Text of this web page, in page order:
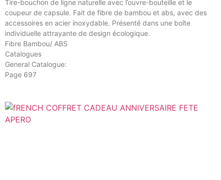
Tire-bouchon de ligne naturelle avec l’ouvre-bouteille et le
coupeur de capsule. Fait de fibre de bambou et abs, avec des
accessoires en acier inoxydable. Présenté dans une boîte
individuelle attrayante de design écologique.
Fibre Bambou/ ABS
Catalogues
General Catalogue:
Page 697